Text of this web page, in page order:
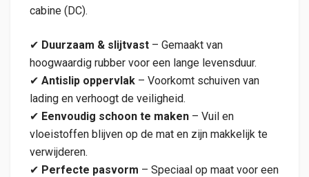
cabine (DC).
✔ Duurzaam & slijtvast – Gemaakt van
hoogwaardig rubber voor een lange levensduur.
✔ Antislip oppervlak – Voorkomt schuiven van
lading en verhoogt de veiligheid.
✔ Eenvoudig schoon te maken – Vuil en
vloeistoffen blijven op de mat en zijn makkelijk te
verwijderen.
✔ Perfecte pasvorm – Speciaal op maat voor een